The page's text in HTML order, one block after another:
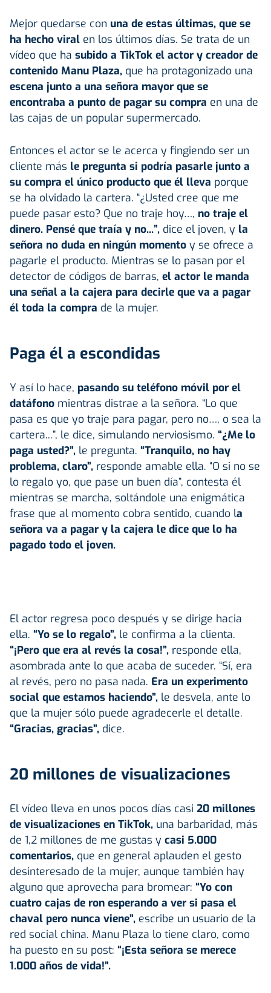
Mejor quedarse con una de estas últimas, que se
ha hecho viral en los últimos días. Se trata de un
vídeo que ha subido a TikTok el actor y creador de
contenido Manu Plaza, que ha protagonizado una
escena junto a una señora mayor que se
encontraba a punto de pagar su compra en una de
las cajas de un popular supermercado.
Entonces el actor se le acerca y fingiendo ser un
cliente más le pregunta si podría pasarle junto a
su compra el único producto que él lleva porque
se ha olvidado la cartera. “¿Usted cree que me
puede pasar esto? Que no traje hoy…, no traje el
dinero. Pensé que traía y no...”, dice el joven, y la
señora no duda en ningún momento y se ofrece a
pagarle el producto. Mientras se lo pasan por el
detector de códigos de barras, el actor le manda
una señal a la cajera para decirle que va a pagar
él toda la compra de la mujer.
Paga él a escondidas
Y así lo hace, pasando su teléfono móvil por el
datáfono mientras distrae a la señora. “Lo que
pasa es que yo traje para pagar, pero no…, o sea la
cartera...”, le dice, simulando nerviosismo. “¿Me lo
paga usted?”, le pregunta. “Tranquilo, no hay
problema, claro”, responde amable ella. “O si no se
lo regalo yo, que pase un buen día”, contesta él
mientras se marcha, soltándole una enigmática
frase que al momento cobra sentido, cuando la
señora va a pagar y la cajera le dice que lo ha
pagado todo el joven.
El actor regresa poco después y se dirige hacia
ella. “Yo se lo regalo”, le confirma a la clienta.
“¡Pero que era al revés la cosa!”, responde ella,
asombrada ante lo que acaba de suceder. “Sí, era
al revés, pero no pasa nada. Era un experimento
social que estamos haciendo”, le desvela, ante lo
que la mujer sólo puede agradecerle el detalle.
“Gracias, gracias”, dice.
20 millones de visualizaciones
El vídeo lleva en unos pocos días casi 20 millones
de visualizaciones en TikTok, una barbaridad, más
de 1,2 millones de me gustas y casi 5.000
comentarios, que en general aplauden el gesto
desinteresado de la mujer, aunque también hay
alguno que aprovecha para bromear: “Yo con
cuatro cajas de ron esperando a ver si pasa el
chaval pero nunca viene”, escribe un usuario de la
red social china. Manu Plaza lo tiene claro, como
ha puesto en su post: “¡Esta señora se merece
1.000 años de vida!”.